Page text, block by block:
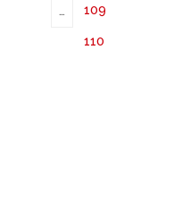
…
109
110